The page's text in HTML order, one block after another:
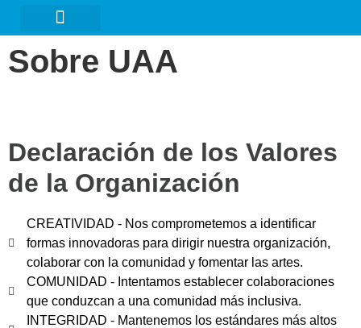
Sobre UAA
Declaración de los Valores
de la Organización
CREATIVIDAD - Nos comprometemos a identificar
formas innovadoras para dirigir nuestra organización,
colaborar con la comunidad y fomentar las artes.
COMUNIDAD - Intentamos establecer colaboraciones
que conduzcan a una comunidad más inclusiva.
INTEGRIDAD - Mantenemos los estándares más altos